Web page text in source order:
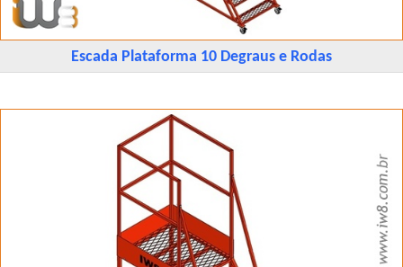
Escada Plataforma 10 Degraus e Rodas